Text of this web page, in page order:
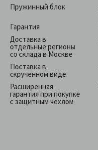
Пружинный блок
Гарантия
Доставка в
отдельные регионы
со склада в Москве
Поставка в
скрученном виде
Расширенная
гарантия при покупке
с защитным чехлом